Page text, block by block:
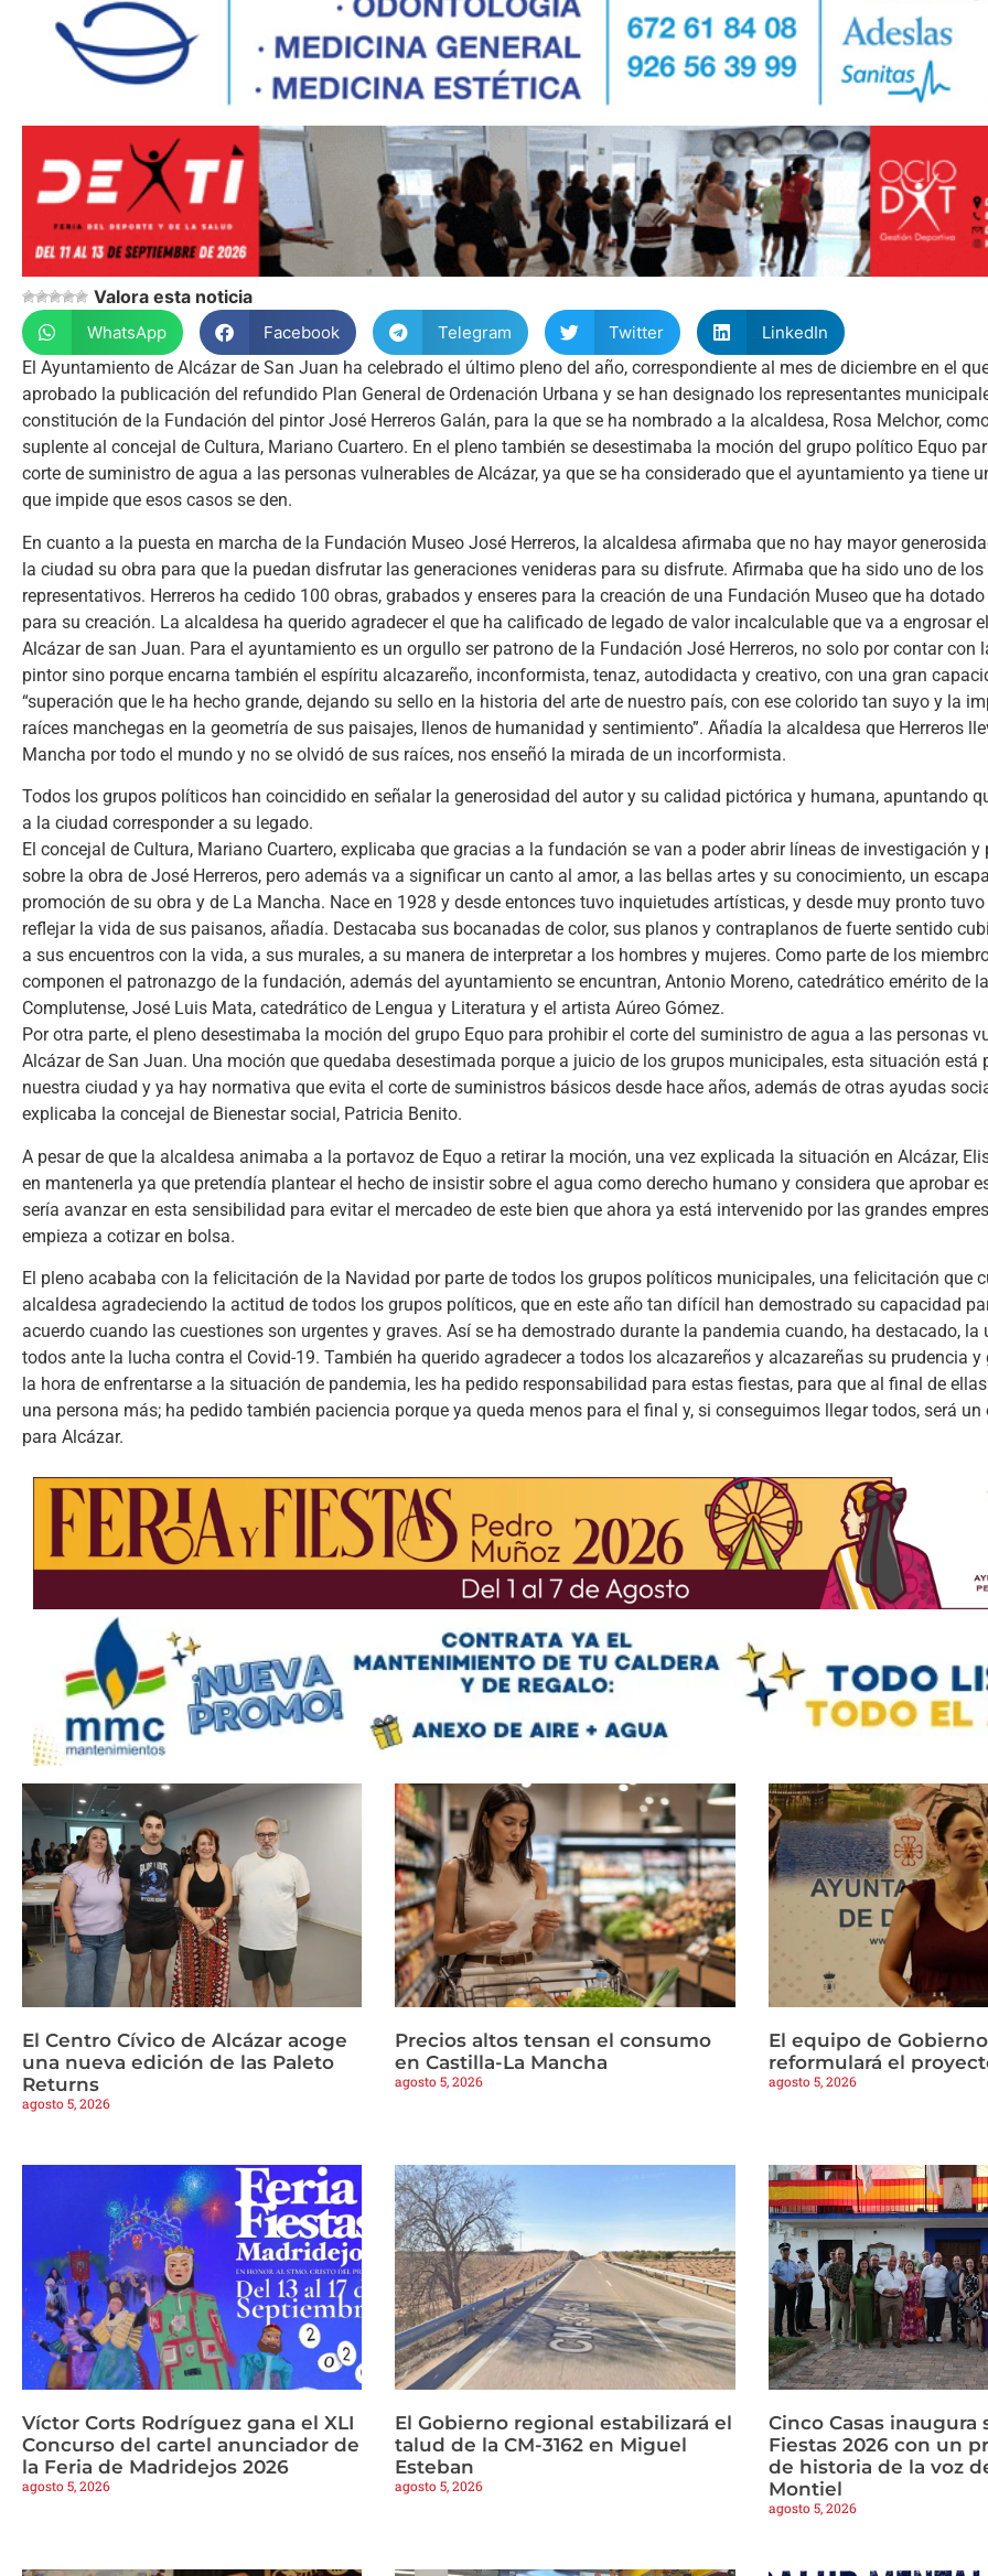
Valora esta noticia
WhatsApp Facebook Telegram Twitter
LinkedIn
El Ayuntamiento de Alcázar de San Juan ha celebrado el último pleno del año, correspondiente al mes de diciembre en el
aprobado la publicación del refundido Plan General de Ordenación Urbana y se han designado los representantes
constitución de la Fundación del pintor José Herreros Galán, para la que se ha nombrado a la alcaldesa, Rosa Melchor,
suplente al concejal de Cultura, Mariano Cuartero. En el pleno también se desestimaba la moción del grupo político Equo
corte de suministro de agua a las personas vulnerables de Alcázar, ya que se ha considerado que el ayuntamiento ya tiene
que impide que esos casos se den.
En cuanto a la puesta en marcha de la Fundación Museo José Herreros, la alcaldesa afirmaba que no hay mayor
la ciudad su obra para que la puedan disfrutar las generaciones venideras para su disfrute. Afirmaba que ha sido uno de
representativos. Herreros ha cedido 100 obras, grabados y enseres para la creación de una Fundación Museo que ha
para su creación. La alcaldesa ha querido agradecer el que ha calificado de legado de valor incalculable que va a engrosar
Alcázar de san Juan. Para el ayuntamiento es un orgullo ser patrono de la Fundación José Herreros, no solo por contar con
pintor sino porque encarna también el espíritu alcazareño, inconformista, tenaz, autodidacta y creativo, con una gran
“superación que le ha hecho grande, dejando su sello en la historia del arte de nuestro país, con ese colorido tan suyo y la
raíces manchegas en la geometría de sus paisajes, llenos de humanidad y sentimiento”. Añadía la alcaldesa que Herreros
Mancha por todo el mundo y no se olvidó de sus raíces, nos enseñó la mirada de un incorformista.
Todos los grupos políticos han coincidido en señalar la generosidad del autor y su calidad pictórica y humana, apuntando
a la ciudad corresponder a su legado.
El concejal de Cultura, Mariano Cuartero, explicaba que gracias a la fundación se van a poder abrir líneas de investigación y
sobre la obra de José Herreros, pero además va a significar un canto al amor, a las bellas artes y su conocimiento, un
promoción de su obra y de La Mancha. Nace en 1928 y desde entonces tuvo inquietudes artísticas, y desde muy pronto
reflejar la vida de sus paisanos, añadía. Destacaba sus bocanadas de color, sus planos y contraplanos de fuerte sentido
a sus encuentros con la vida, a sus murales, a su manera de interpretar a los hombres y mujeres. Como parte de los
componen el patronazgo de la fundación, además del ayuntamiento se encuntran, Antonio Moreno, catedrático emérito de
Complutense, José Luis Mata, catedrático de Lengua y Literatura y el artista Aúreo Gómez.
Por otra parte, el pleno desestimaba la moción del grupo Equo para prohibir el corte del suministro de agua a las personas
Alcázar de San Juan. Una moción que quedaba desestimada porque a juicio de los grupos municipales, esta situación está
nuestra ciudad y ya hay normativa que evita el corte de suministros básicos desde hace años, además de otras ayudas
explicaba la concejal de Bienestar social, Patricia Benito.
A pesar de que la alcaldesa animaba a la portavoz de Equo a retirar la moción, una vez explicada la situación en Alcázar,
en mantenerla ya que pretendía plantear el hecho de insistir sobre el agua como derecho humano y considera que aprobar
sería avanzar en esta sensibilidad para evitar el mercadeo de este bien que ahora ya está intervenido por las grandes
empieza a cotizar en bolsa.
El pleno acababa con la felicitación de la Navidad por parte de todos los grupos políticos municipales, una felicitación que
alcaldesa agradeciendo la actitud de todos los grupos políticos, que en este año tan difícil han demostrado su capacidad
acuerdo cuando las cuestiones son urgentes y graves. Así se ha demostrado durante la pandemia cuando, ha destacado, la
todos ante la lucha contra el Covid-19. También ha querido agradecer a todos los alcazareños y alcazareñas su prudencia y
la hora de enfrentarse a la situación de pandemia, les ha pedido responsabilidad para estas fiestas, para que al final de
una persona más; ha pedido también paciencia porque ya queda menos para el final y, si conseguimos llegar todos, será
para Alcázar.
El Centro Cívico de Alcázar acoge
una nueva edición de las Paleto
Returns
agosto 5, 2026
Precios altos tensan el consumo
en Castilla-La Mancha
agosto 5, 2026
El equipo de
reformulará el
agosto 5, 2026
Víctor Corts Rodríguez gana el XLI
Concurso del cartel anunciador de
la Feria de Madridejos 2026
agosto 5, 2026
El Gobierno regional estabilizará el
talud de la CM-3162 en Miguel
Esteban
agosto 5, 2026
Cinco Casas inaugura
Fiestas 2026 con un
de historia de la voz
Montiel
agosto 5, 2026